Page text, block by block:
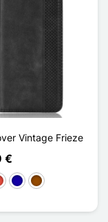
Vintage Frieze
€
Azul Escuro
Castanho